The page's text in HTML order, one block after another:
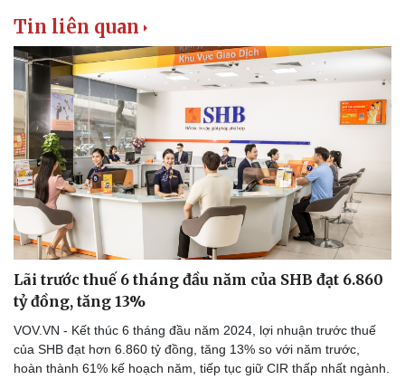
Sức khỏe
Dinh dưỡng - món ngon
Sản phụ khoa
Nhi khoa
Nam khoa
Đời sống
Tình yêu - Gia đình
Tin liên quan
Lãi trước thuế 6 tháng đầu năm của SHB đạt 6.860
tỷ đồng, tăng 13%
VOV.VN - Kết thúc 6 tháng đầu năm 2024, lợi nhuận trước thuế
của SHB đạt hơn 6.860 tỷ đồng, tăng 13% so với năm trước,
hoàn thành 61% kế hoạch năm, tiếp tục giữ CIR thấp nhất ngành.